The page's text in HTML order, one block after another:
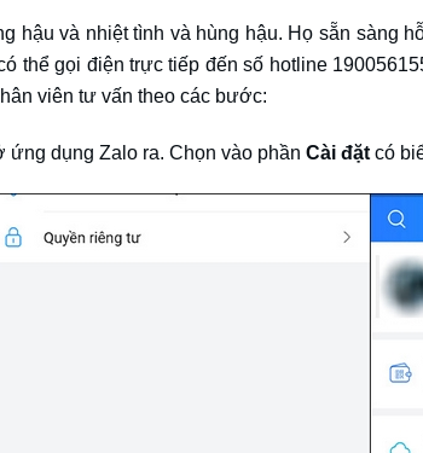
hậu và nhiệt tình và hùng hậu. Họ sẵn sàng
thể gọi điện trực tiếp đến số hotline
viên tư vấn theo các bước:
ứng dụng Zalo ra. Chọn vào phần Cài đặt có